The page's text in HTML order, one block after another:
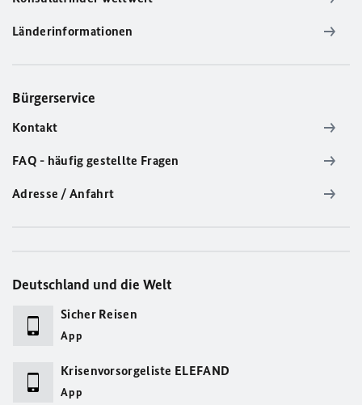
Länderinformationen
Bürgerservice
Kontakt
FAQ - häufig gestellte Fragen
Adresse / Anfahrt
Deutschland und die Welt
Sicher Reisen
App
Krisenvorsorgeliste ELEFAND
App